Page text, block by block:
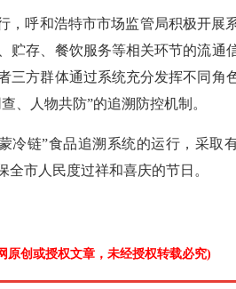
，呼和浩特市市场监管局积极开展
贮存、餐饮服务等相关环节的流通
三方群体通过系统充分发挥不同角
、人物共防”的追溯防控机制。
冷链”食品追溯系统的运行，采取
市人民度过祥和喜庆的节日。
原创或授权文章，未经授权转载必究)